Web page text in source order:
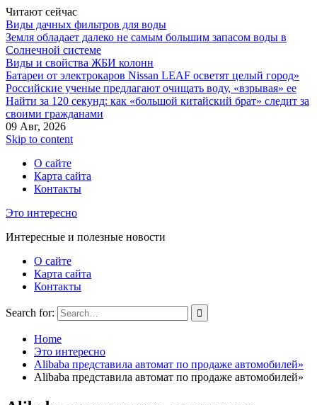
Читают сейчас
Виды дачных фильтров для воды
Земля обладает далеко не самым большим запасом воды в
Солнечной системе
Виды и свойства ЖБИ колонн
Батареи от электрокаров Nissan LEAF осветят целый город»
Российские ученые предлагают очищать воду, «взрывая» ее
Найти за 120 секунд: как «большой китайский брат» следит за
своими гражданами
09 Авг, 2026
Skip to content
О сайте
Карта сайта
Контакты
Это интересно
Интересные и полезные новости
О сайте
Карта сайта
Контакты
Search for:
Home
Это интересно
Alibaba представила автомат по продаже автомобилей»
Alibaba представила автомат по продаже автомобилей»